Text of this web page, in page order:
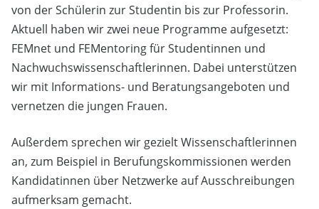
von der Schülerin zur Studentin bis zur Professorin.
Aktuell haben wir zwei neue Programme aufgesetzt:
FEMnet und FEMentoring für Studentinnen und
Nachwuchswissenschaftlerinnen. Dabei unterstützen
wir mit Informations- und Beratungsangeboten und
vernetzen die jungen Frauen.
Außerdem sprechen wir gezielt Wissenschaftlerinnen
an, zum Beispiel in Berufungskommissionen werden
Kandidatinnen über Netzwerke auf Ausschreibungen
aufmerksam gemacht.